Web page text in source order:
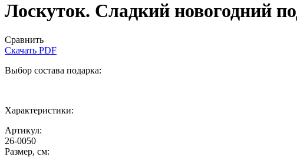
Лоскуток. Сладкий новогодний
Сравнить
Скачать PDF
Выбор состава подарка:
Характеристики:
Артикул:
26-0050
Размер, см: